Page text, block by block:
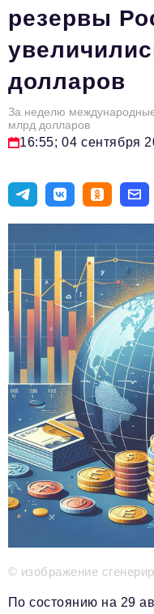
Персона номера
Юридический практикум
Стиль жизни
Туризм
Импортозамещение
Эксперты
Видео
Телефон редакции:+7
Электронные почты
Информационный отдел
info@business-
Отдел рекламы
reklama@business-
Отдел
podpiska@business-
Отдел по работе с
partner@business-
резервы
долларов
За неделю
млрд долларов
16:55; 04 сентября
© изображение
По состоянию на 29